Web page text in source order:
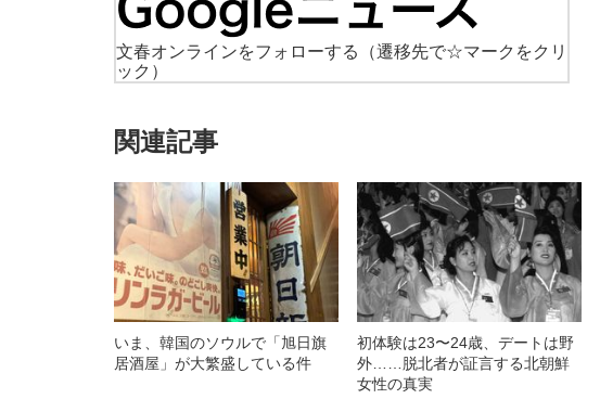
文春オンラインをフォローする
（遷移先で☆マークをクリ
ック）
関連記事
いま、韓国のソウルで「旭日旗
居酒屋」が大繁盛している件
初体験は23〜24歳、デートは野
外……脱北者が証言する北朝鮮
女性の真実